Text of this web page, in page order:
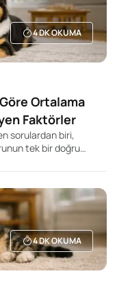
4DK OKUMA
Ortalama
Faktörler
sorulardan biri,
tek bir doğru
ırk köpeklerin daha
kısa yaşam sürelerine
kural değildir. Aynı
sürelerine sahip
4DK OKUMA